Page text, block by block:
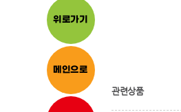
위로가기
메인으로
관련상품